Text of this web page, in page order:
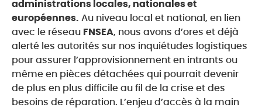
administrations locales, nationales et
européennes. Au niveau local et national, en lien
avec le réseau FNSEA, nous avons d’ores et déjà
alerté les autorités sur nos inquiétudes logistiques
pour assurer l’approvisionnement en intrants ou
même en pièces détachées qui pourrait devenir
de plus en plus difficile au fil de la crise et des
besoins de réparation. L’enjeu d’accès à la main